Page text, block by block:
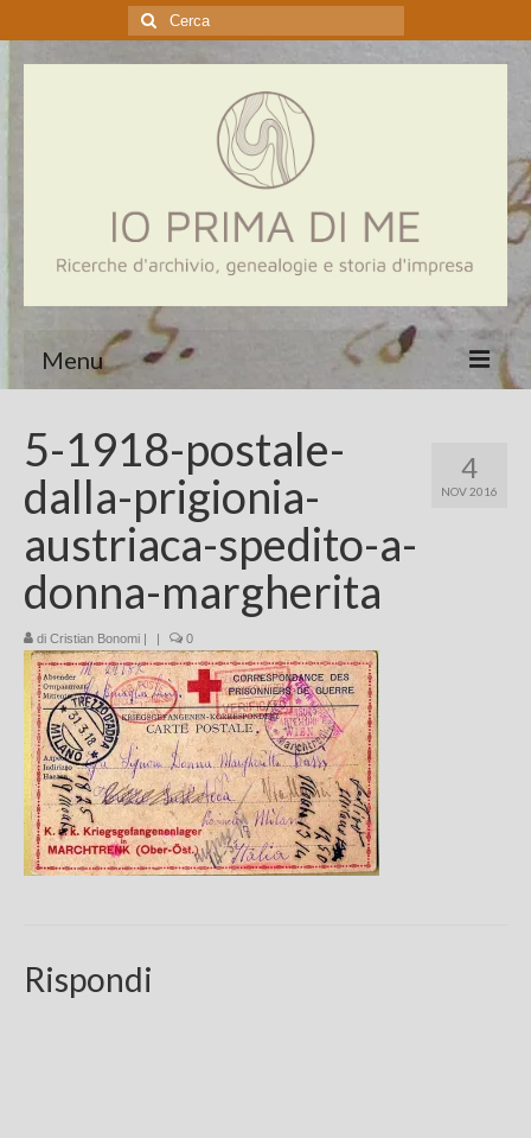
Cerca:
Menu
Genealogia
Aziende
Contatti
4
NOV 2016
5-1918-postale-
dalla-prigionia-
austriaca-spedito-a-
donna-margherita
di Cristian Bonomi | | 0
Rispondi